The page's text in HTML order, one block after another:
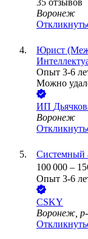
35 отзывов
Воронеж
Юрист
Опыт 3-6
Можно
ИП
Воронеж
Системный
100 000 –
Опыт 3-6
CSKY
Воронеж,